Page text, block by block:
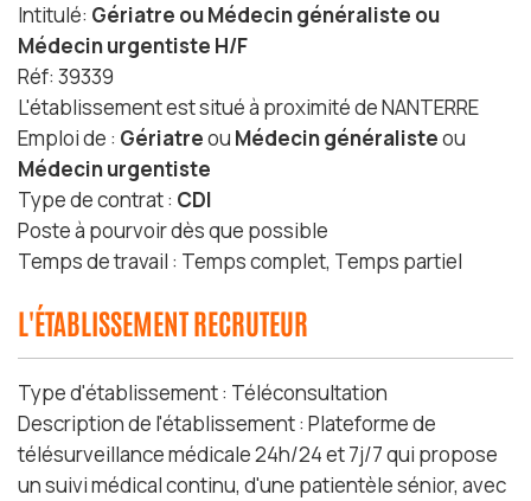
Intitulé: Gériatre ou Médecin généraliste ou
Médecin urgentiste H/F
Réf: 39339
L'établissement est situé à proximité de NANTERRE
Emploi de : Gériatreou Médecin généralisteou
Médecin urgentiste
Type de contrat : CDI
Poste à pourvoir dès que possible
Temps de travail : Temps complet, Temps partiel
L'ÉTABLISSEMENT RECRUTEUR
Type d'établissement : Téléconsultation
Description de l'établissement : Plateforme de
télésurveillance médicale 24h/24 et 7j/7 qui propose
un suivi médical continu, d'une patientèle sénior, avec